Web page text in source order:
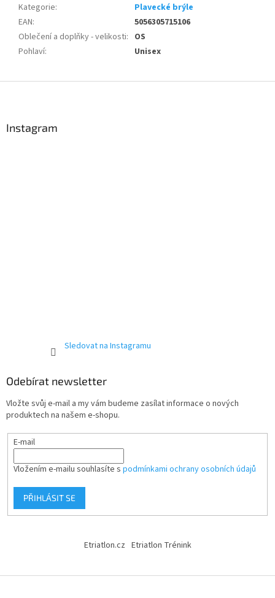
Kategorie:
Plavecké brýle
EAN:
5056305715106
Oblečení a doplňky - velikosti: OS
Pohlaví: Unisex
Instagram
Sledovat na Instagramu
Odebírat newsletter
Vložte svůj e-mail a my vám budeme zasílat informace o nových
produktech na našem e-shopu.
E-mail
Vložením e-mailu souhlasíte s podmínkami ochrany osobních údajů
PŘIHLÁSIT SE
Etriatlon.cz Etriatlon Trénink